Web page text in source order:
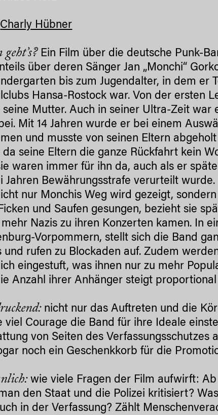
Charly Hübner
Ein Film über die deutsche Punk-
über deren Sänger Jan „Monchi“
bis zum Jugendalter, in dem er
Hansa-Rostock war. Von der ersten
seine Mutter. Auch in seiner Ultra-Zeit war
Mit 14 Jahren wurde er bei einem
und musste von seinen Eltern
da seine Eltern die ganze Rückfahrt kein
waren immer für ihn da, auch als er
Jahren Bewährungsstrafe verurteilt
nur Monchis Weg wird gezeigt,
und Saufen gesungen, bezieht sie
Nazis zu ihren Konzerten kamen. In
Vorpommern, stellt sich die Band
und rufen zu Blockaden auf. Zudem
eingestuft, was ihnen nur zu mehr
Anzahl ihrer Anhänger steigt
nicht nur das Auftreten und die
viel Courage die Band für ihre Ideale
von Seiten des Verfassungsschutzes
noch ein Geschenkkorb für die
wie viele Fragen der Film aufwirft:
den Staat und die Polizei kritisiert?
in der Verfassung? Zählt